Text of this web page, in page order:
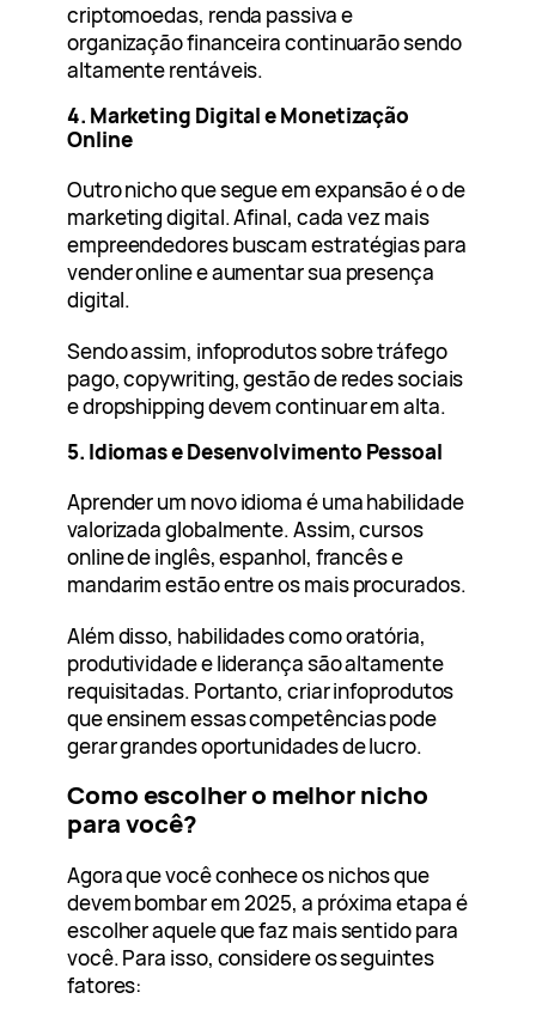
criptomoedas, renda passiva e
organização financeira continuarão sendo
altamente rentáveis.
4. Marketing Digital e Monetização
Online
Outro nicho que segue em expansão é o de
marketing digital. Afinal, cada vez mais
empreendedores buscam estratégias para
vender online e aumentar sua presença
digital.
Sendo assim, infoprodutos sobre tráfego
pago, copywriting, gestão de redes sociais
e dropshipping devem continuar em alta.
5. Idiomas e Desenvolvimento Pessoal
Aprender um novo idioma é uma habilidade
valorizada globalmente. Assim, cursos
online de inglês, espanhol, francês e
mandarim estão entre os mais procurados.
Além disso, habilidades como oratória,
produtividade e liderança são altamente
requisitadas. Portanto, criar infoprodutos
que ensinem essas competências pode
gerar grandes oportunidades de lucro.
Como escolher o melhor nicho
para você?
Agora que você conhece os nichos que
devem bombar em 2025, a próxima etapa é
escolher aquele que faz mais sentido para
você. Para isso, considere os seguintes
fatores: